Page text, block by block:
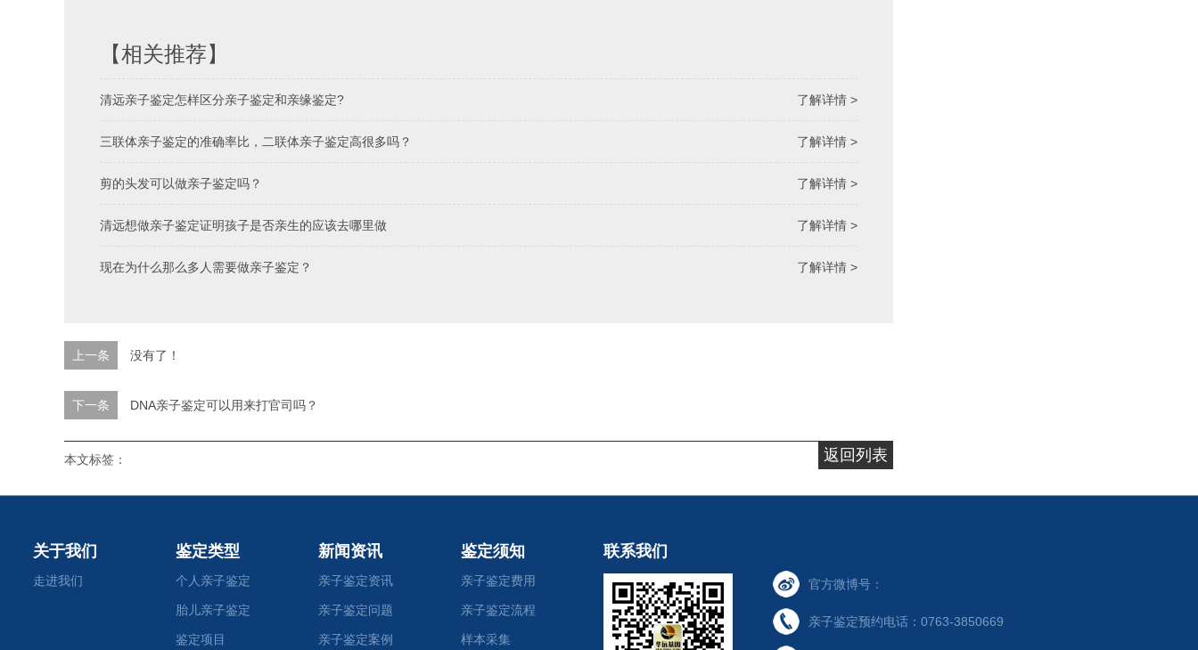
【相关推荐】
了解详情 >
清远亲子鉴定怎样区分亲子鉴定和亲缘鉴定?
了解详情 >
三联体亲子鉴定的准确率比，二联体亲子鉴定高很多吗？
了解详情 >
剪的头发可以做亲子鉴定吗？
了解详情 >
清远想做亲子鉴定证明孩子是否亲生的应该去哪里做
了解详情 >
现在为什么那么多人需要做亲子鉴定？
上一条 没有了！
下一条 DNA亲子鉴定可以用来打官司吗？
返回列表
本文标签：
关于我们
走进我们
鉴定类型
个人亲子鉴定
胎儿亲子鉴定
鉴定项目
新闻资讯
亲子鉴定资讯
亲子鉴定问题
亲子鉴定案例
鉴定须知
亲子鉴定费用
亲子鉴定流程
样本采集
联系我们
官方微博号：
亲子鉴定预约电话：0763-3850669